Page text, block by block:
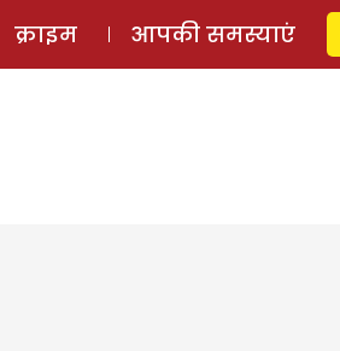
स्टोरी लॉग इन ⚲
क्राइम आपकी समस्याएं